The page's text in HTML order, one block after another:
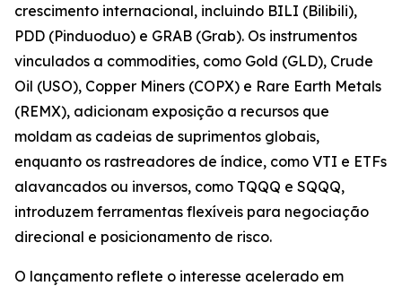
crescimento internacional, incluindo BILI (Bilibili),
PDD (Pinduoduo) e GRAB (Grab). Os instrumentos
vinculados a commodities, como Gold (GLD), Crude
Oil (USO), Copper Miners (COPX) e Rare Earth Metals
(REMX), adicionam exposição a recursos que
moldam as cadeias de suprimentos globais,
enquanto os rastreadores de índice, como VTI e ETFs
alavancados ou inversos, como TQQQ e SQQQ,
introduzem ferramentas flexíveis para negociação
direcional e posicionamento de risco.
O lançamento reflete o interesse acelerado em